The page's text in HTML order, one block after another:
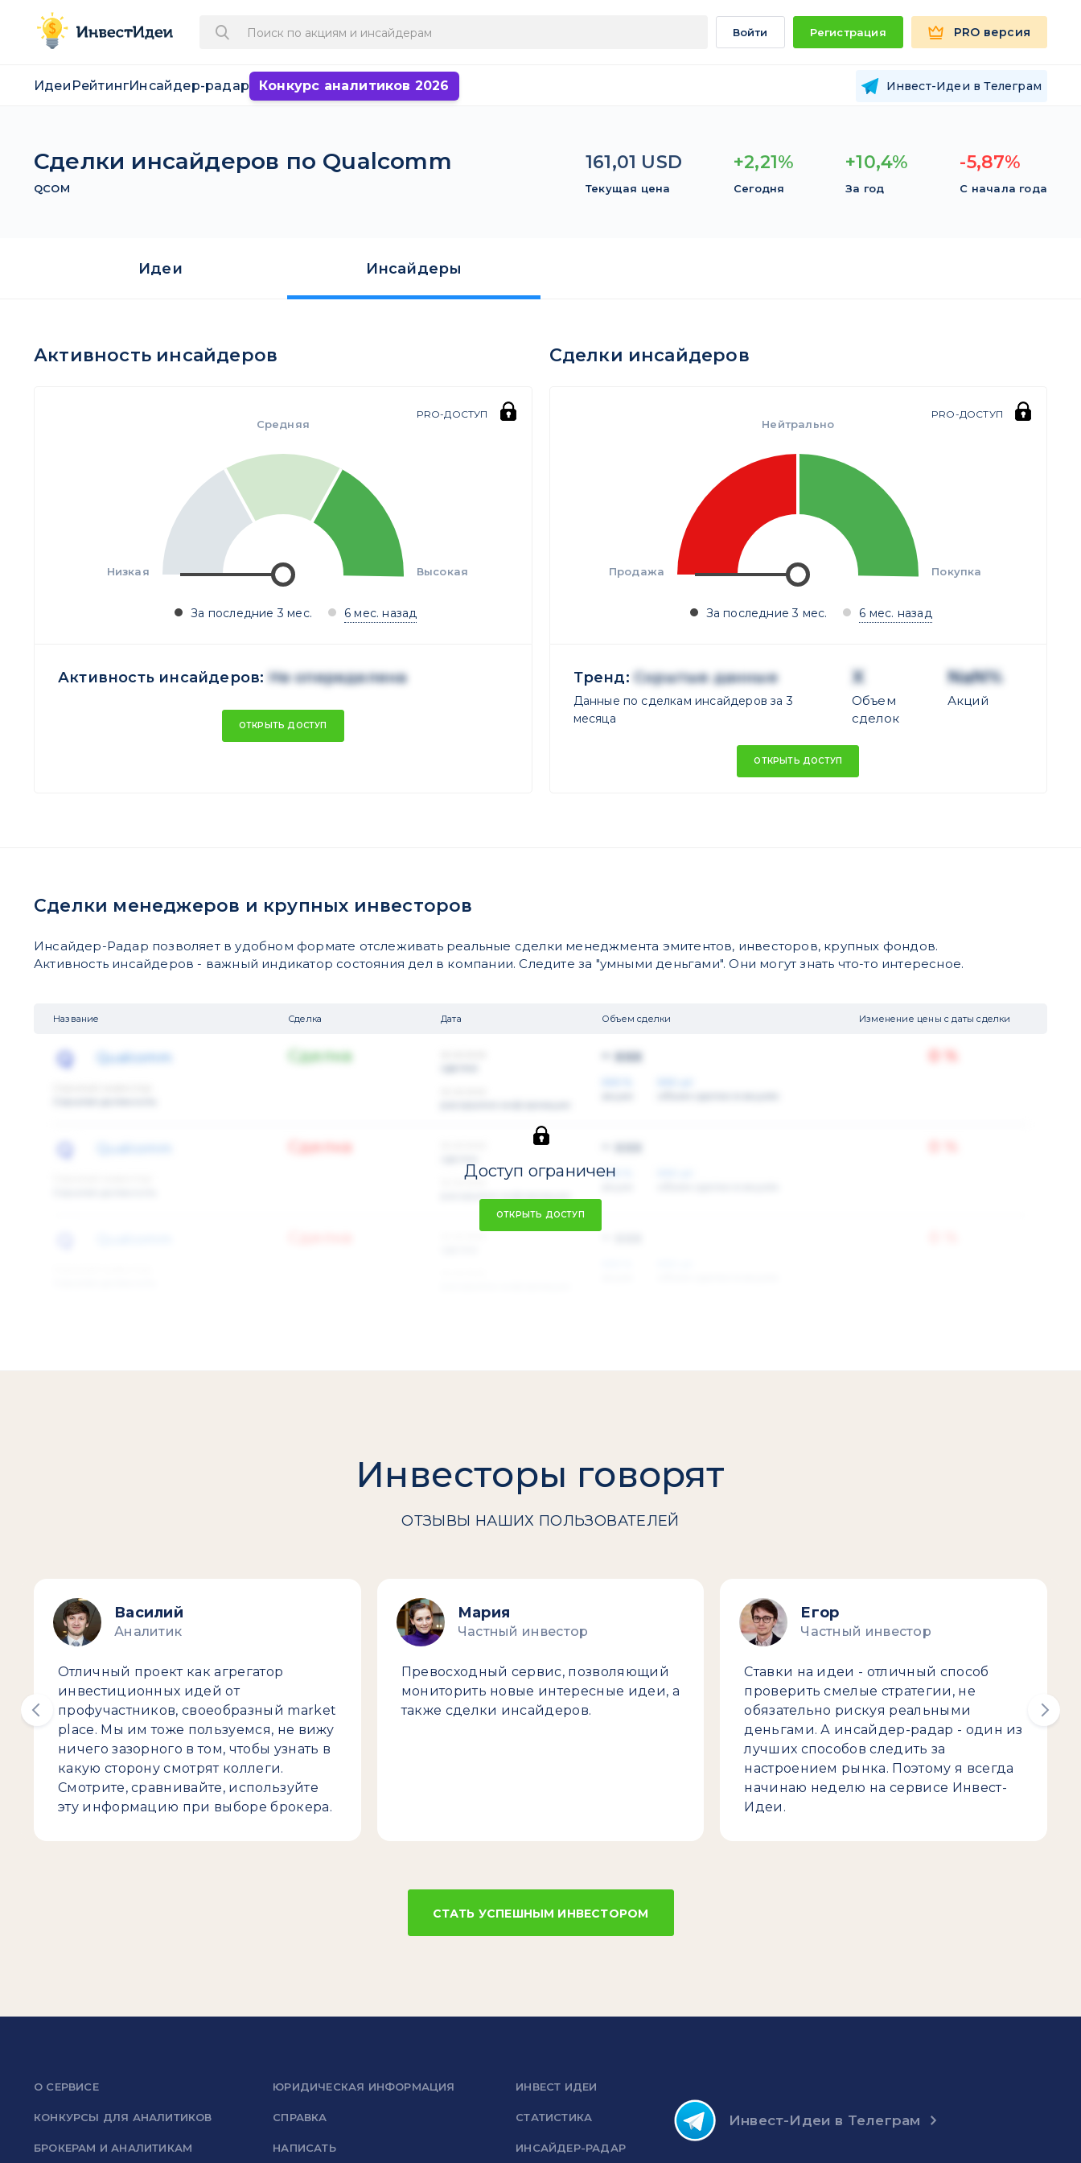
Войти Регистрация PRO версия
Идеи РейтингИнсайдер-радар Конкурс аналитиков 2026 Инвест-Идеи в Телеграм
Сделки инсайдеров по Qualcomm
QCOM
161,01 USD
Текущая цена
+2,21%
Сегодня
+10,4%
За год
-5,87%
С начала года
Идеи Инсайдеры
Активность инсайдеров
PRO-ДОСТУП
Низкая Высокая
Средняя
За последние 3 мес. 6 мес. назад
Активность инсайдеров: Не опеределена
ОТКРЫТЬ ДОСТУП
Сделки инсайдеров
PRO-ДОСТУП
Продажа
Нейтрально
Покупка
За последние 3 мес. 6 мес. назад
Тренд: Скрытые данные
Данные по сделкам инсайдеров за 3
месяца
X
Объем
сделок
NaN%
Акций
ОТКРЫТЬ ДОСТУП
Сделки менеджеров и крупных инвесторов
Инсайдер-Радар позволяет в удобном формате отслеживать реальные сделки менеджмента эмитентов, инвесторов, крупных фондов.
Активность инсайдеров - важный индикатор состояния дел в компании. Следите за "умными деньгами". Они могут знать что-то интересное.
Название Сделка Дата Объем сделки Изменение цены с даты сделки
Qualcomm Сделка ~ xxx 0 %
Сделка
xx.xx.xxxx
~ xxx
XXX %
Доступ ограничен
ОТКРЫТЬ ДОСТУП
Инвесторы говорят
ОТЗЫВЫ НАШИХ ПОЛЬЗОВАТЕЛЕЙ
Василий
Аналитик
Отличный проект как агрегатор
инвестиционных идей от
профучастников, своеобразный market
place. Мы им тоже пользуемся, не вижу
ничего зазорного в том, чтобы узнать в
какую сторону смотрят коллеги.
Смотрите, сравнивайте, используйте
эту информацию при выборе брокера.
Мария
Частный инвестор
Превосходный сервис, позволяющий
мониторить новые интересные идеи, а
также сделки инсайдеров.
Егор
Частный инвестор
Ставки на идеи - отличный способ
проверить смелые стратегии, не
обязательно рискуя реальными
деньгами. А инсайдер-радар - один из
лучших способов следить за
настроением рынка. Поэтому я всегда
начинаю неделю на сервисе Инвест-
Идеи.
СТАТЬ УСПЕШНЫМ ИНВЕСТОРОМ
Инвест-Идеи в Телеграм
О СЕРВИСЕ
КОНКУРСЫ ДЛЯ АНАЛИТИКОВ
БРОКЕРАМ И АНАЛИТИКАМ
ЮРИДИЧЕСКАЯ ИНФОРМАЦИЯ
СПРАВКА
НАПИСАТЬ
ИНВЕСТ ИДЕИ
СТАТИСТИКА
ИНСАЙДЕР-РАДАР